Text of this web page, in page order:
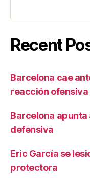
Recent
Barcelona cae
reacción ofensiva
Barcelona
defensiva
Eric García se
protectora